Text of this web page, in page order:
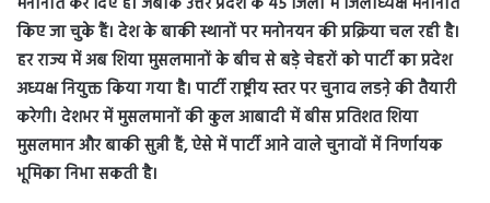
किए जा चुके हैं। देश के बाकी स्थानों पर मनोनयन की प्रक्रिया चल रही है।
हर राज्य में अब शिया मुसलमानों के बीच से बड़े चेहरों को पार्टी का प्रदेश
अध्यक्ष नियुक्त किया गया है। पार्टी राष्ट्रीय स्तर पर चुनाव लडऩे की तैयारी
करेगी। देशभर में मुसलमानों की कुल आबादी में बीस प्रतिशत शिया
मुसलमान और बाकी सुन्नी हैं, ऐसे में पार्टी आने वाले चुनावों में निर्णायक
भूमिका निभा सकती है।